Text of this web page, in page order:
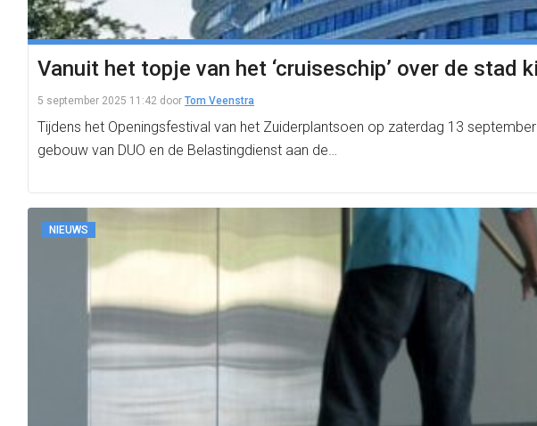
Vanuit het topje van het ‘cruiseschip’ over de stad
5 september 2025 11:42 door Tom Veenstra
Tijdens het Openingsfestival van het Zuiderplantsoen op zaterdag 13
gebouw van DUO en de Belastingdienst aan de…
NIEUWS